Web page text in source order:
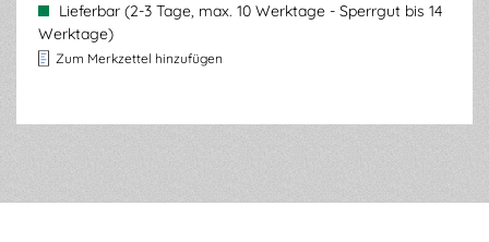
Lieferbar (2-3 Tage, max. 10 Werktage - Sperrgut bis 14
Werktage)
Zum Merkzettel hinzufügen